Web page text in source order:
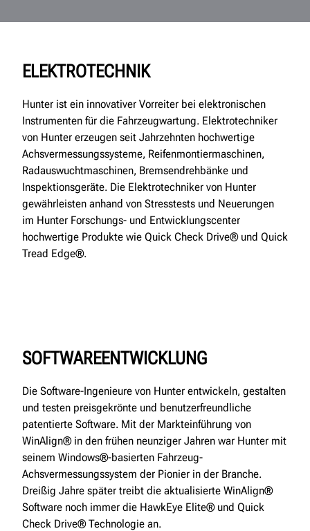
ELEKTROTECHNIK
Hunter ist ein innovativer Vorreiter bei elektronischen
Instrumenten für die Fahrzeugwartung. Elektrotechniker
von Hunter erzeugen seit Jahrzehnten hochwertige
Achsvermessungssysteme, Reifenmontiermaschinen,
Radauswuchtmaschinen, Bremsendrehbänke und
Inspektionsgeräte. Die Elektrotechniker von Hunter
gewährleisten anhand von Stresstests und Neuerungen
im Hunter Forschungs- und Entwicklungscenter
hochwertige Produkte wie Quick Check Drive® und Quick
Tread Edge®.
SOFTWAREENTWICKLUNG
Die Software-Ingenieure von Hunter entwickeln, gestalten
und testen preisgekrönte und benutzerfreundliche
patentierte Software. Mit der Markteinführung von
WinAlign® in den frühen neunziger Jahren war Hunter mit
seinem Windows®-basierten Fahrzeug-
Achsvermessungssystem der Pionier in der Branche.
Dreißig Jahre später treibt die aktualisierte WinAlign®
Software noch immer die HawkEye Elite® und Quick
Check Drive® Technologie an.